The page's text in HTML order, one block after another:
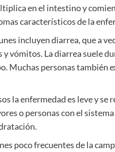
en el intestino y
característicos de la
incluyen diarrea, que a
vómitos. La diarrea suele
Muchas personas
la enfermedad es leve y
o personas con el
poco frecuentes de la